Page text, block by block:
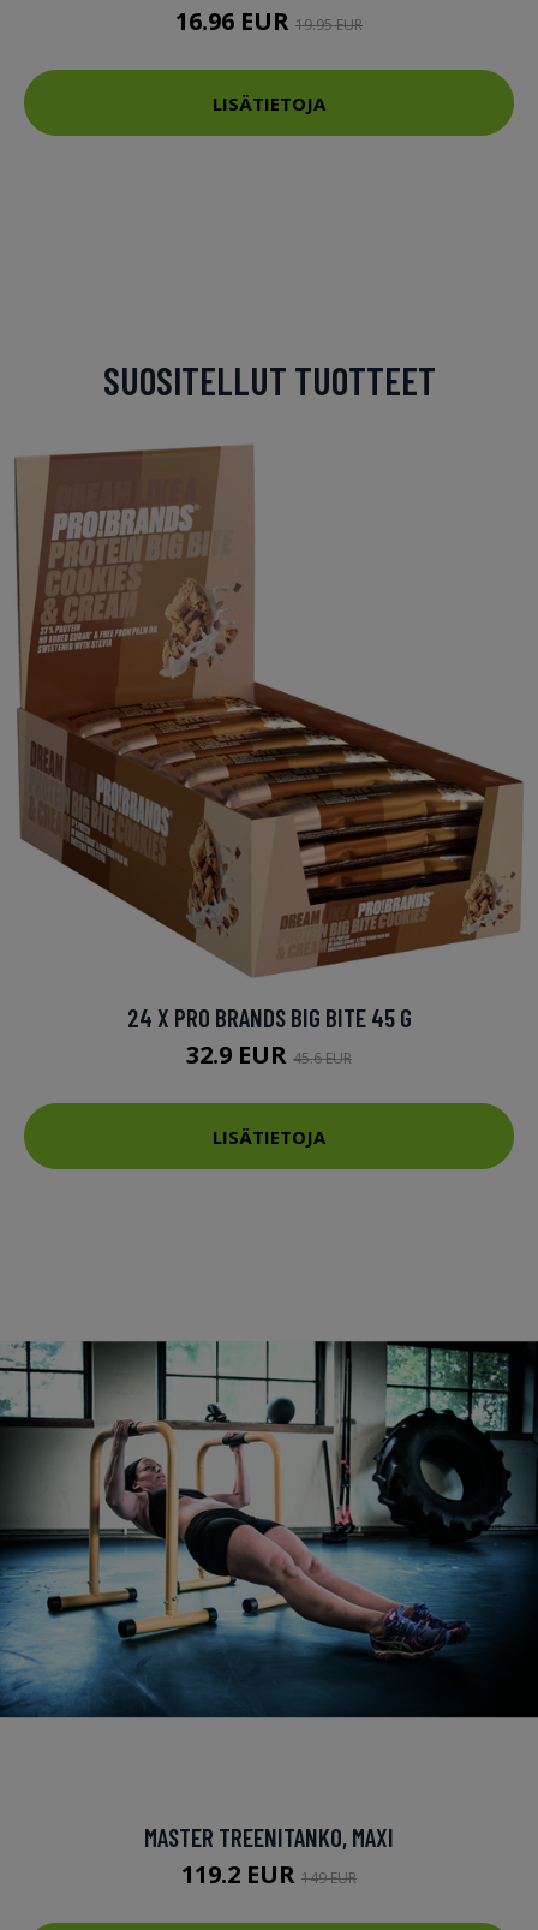
16.96 EUR 19.95 EUR
LISÄTIETOJA
SUOSITELLUT TUOTTEET
24 X PRO BRANDS BIG BITE 45 G
32.9 EUR 45.6 EUR
LISÄTIETOJA
MASTER TREENITANKO, MAXI
119.2 EUR 149 EUR